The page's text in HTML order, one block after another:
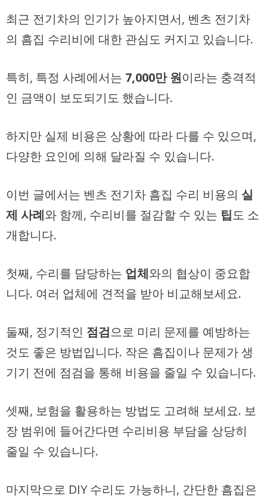
최근 전기차의 인기가 높아지면서, 벤츠 전기차
의 흠집 수리비에 대한 관심도 커지고 있습니다.
특히, 특정 사례에서는 7,000만 원이라는 충격적
인 금액이 보도되기도 했습니다.
하지만 실제 비용은 상황에 따라 다를 수 있으며,
다양한 요인에 의해 달라질 수 있습니다.
이번 글에서는 벤츠 전기차 흠집 수리 비용의 실
제 사례와 함께, 수리비를 절감할 수 있는 팁도 소
개합니다.
첫째, 수리를 담당하는 업체와의 협상이 중요합
니다. 여러 업체에 견적을 받아 비교해보세요.
둘째, 정기적인 점검으로 미리 문제를 예방하는
것도 좋은 방법입니다. 작은 흠집이나 문제가 생
기기 전에 점검을 통해 비용을 줄일 수 있습니다.
셋째, 보험을 활용하는 방법도 고려해 보세요. 보
장 범위에 들어간다면 수리비용 부담을 상당히
줄일 수 있습니다.
마지막으로 DIY 수리도 가능하니, 간단한 흠집은